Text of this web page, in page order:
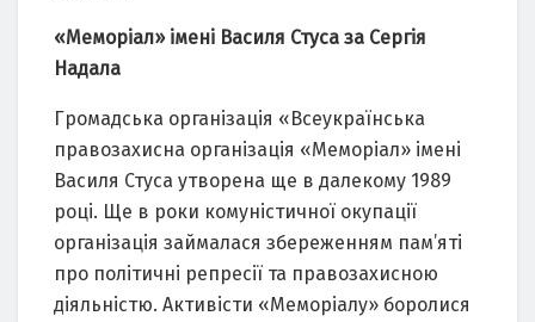
«Меморіал» імені Василя Стуса за Сергія
Надала
Громадська організація «Всеукраїнська
правозахисна організація «Меморіал» імені
Василя Стуса утворена ще в далекому 1989
році. Ще в роки комуністичної окупації
організація займалася збереженням пам’яті
про політичні репресії та правозахисною
діяльністю. Активісти «Меморіалу» боролися